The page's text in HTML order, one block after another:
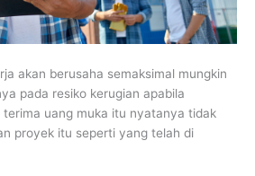
akan berusaha semaksimal mungkin
pada resiko kerugian apabila
uang muka itu nyatanya tidak
proyek itu seperti yang telah di